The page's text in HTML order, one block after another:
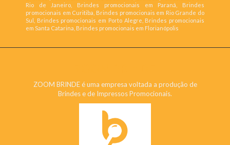
Rio de Janeiro, Brindes promocionais em Paraná, Brindes
promocionais em Curitiba, Brindes promocionais em Rio Grande do
Sul, Brindes promocionais em Porto Alegre, Brindes promocionais
em Santa Catarina, Brindes promocionais em Florianópolis
ZOOM BRINDE é uma empresa voltada a produção de
Brindes e de Impressos Promocionais.